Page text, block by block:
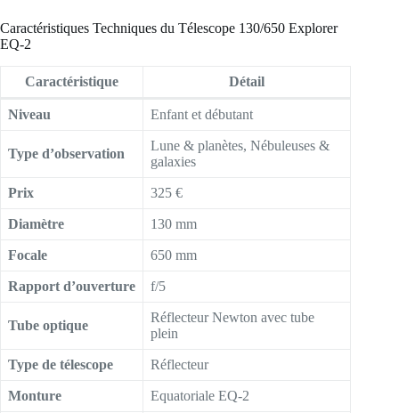
Caractéristiques Techniques du Télescope 130/650 Explorer
EQ-2
Caractéristique Détail
Niveau Enfant et débutant
Type d’observation
Lune & planètes, Nébuleuses &
galaxies
Prix 325 €
Diamètre 130 mm
Focale 650 mm
Rapport d’ouverture f/5
Tube optique
Réflecteur Newton avec tube
plein
Type de télescope Réflecteur
Monture Equatoriale EQ-2